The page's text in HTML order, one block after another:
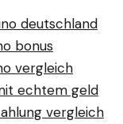
deutschland
bonus
vergleich
echtem geld
vergleich